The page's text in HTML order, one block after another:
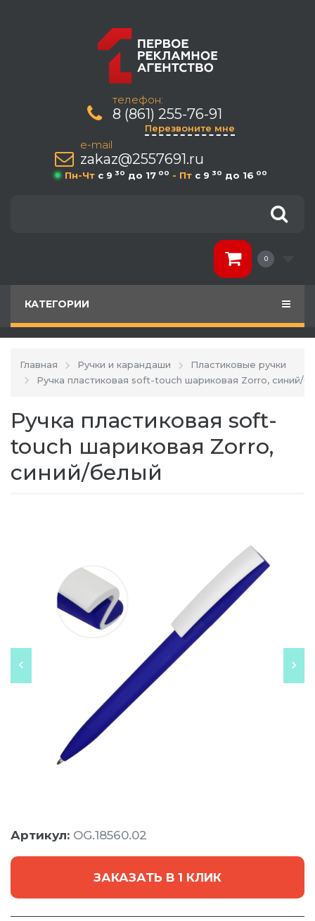
телефон:
8 (861) 255-76-91
Перезвоните мне
e-mail
zakaz@2557691.ru
Пн-Чт c 9 30 до 17 00 - Пт c 9 30 до 16 00
0
КАТЕГОРИИ
Главная Ручки и карандаши
Пластиковые ручки
Ручка пластиковая soft-touch шариковая Zorro, синий/
Ручка пластиковая soft-
touch шариковая Zorro,
синий/белый
Артикул: OG.18560.02
ЗАКАЗАТЬ В 1 КЛИК